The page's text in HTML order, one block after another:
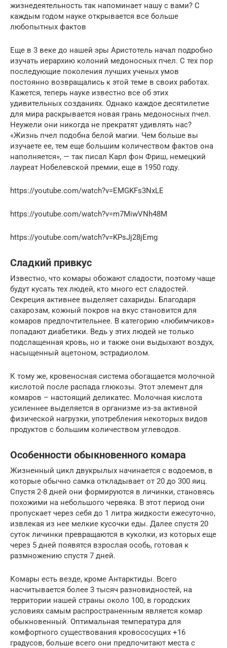
жизнедеятельность так напоминает нашу с вами? С
каждым годом науке открывается все больше
любопытных фактов
Еще в 3 веке до нашей эры Аристотель начал подробно
изучать иерархию колоний медоносных пчел. С тех пор
последующие поколения лучших ученых умов
постоянно возвращались к этой теме в своих работах.
Кажется, теперь науке известно все об этих
удивительных созданиях. Однако каждое десятилетие
для мира раскрывается новая грань медоносных пчел.
Неужели они никогда не прекратят удивлять нас?
«Жизнь пчел подобна белой магии. Чем больше вы
изучаете ее, тем еще большим количеством фактов она
наполняется», — так писал Карл фон Фриш, немецкий
лауреат Нобелевской премии, еще в 1950 году.
https://youtube.com/watch?v=EMGKFs3NxLE
https://youtube.com/watch?v=m7MiwVNh48M
https://youtube.com/watch?v=KPsJj28jEmg
Сладкий привкус
Известно, что комары обожают сладости, поэтому чаще
будут кусать тех людей, кто много ест сладостей.
Секреция активнее выделяет сахариды. Благодаря
сахарозам, кожный покров на вкус становится для
комаров предпочтительнее. В категорию «любимчиков»
попадают диабетики. Ведь у этих людей не только
подслащенная кровь, но и также они выдыхают воздух,
насыщенный ацетоном, эстрадиолом.
К тому же, кровеносная система обогащается молочной
кислотой после распада глюкозы. Этот элемент для
комаров – настоящий деликатес. Молочная кислота
усиленнее выделяется в организме из-за активной
физической нагрузки, употребления некоторых видов
продуктов с большим количеством углеводов.
Особенности обыкновенного комара
Жизненный цикл двукрылых начинается с водоемов, в
которые обычно самка откладывает от 20 до 300 яиц.
Спустя 2-8 дней они формируются в личинки, становясь
похожими на небольшого червяка. В этот период они
пропускает через себя до 1 литра жидкости ежесуточно,
извлекая из нее мелкие кусочки еды. Далее спустя 20
суток личинки превращаются в куколки, из которых еще
через 5 дней появятся взрослая особь, готовая к
размножению спустя 7 дней.
Комары есть везде, кроме Антарктиды. Всего
насчитывается более 3 тысяч разновидностей, на
территории нашей страны около 100, в городских
условиях самым распространенным является комар
обыкновенный. Оптимальная температура для
комфортного существования кровососущих +16
градусов, больше всего они предпочитают места с